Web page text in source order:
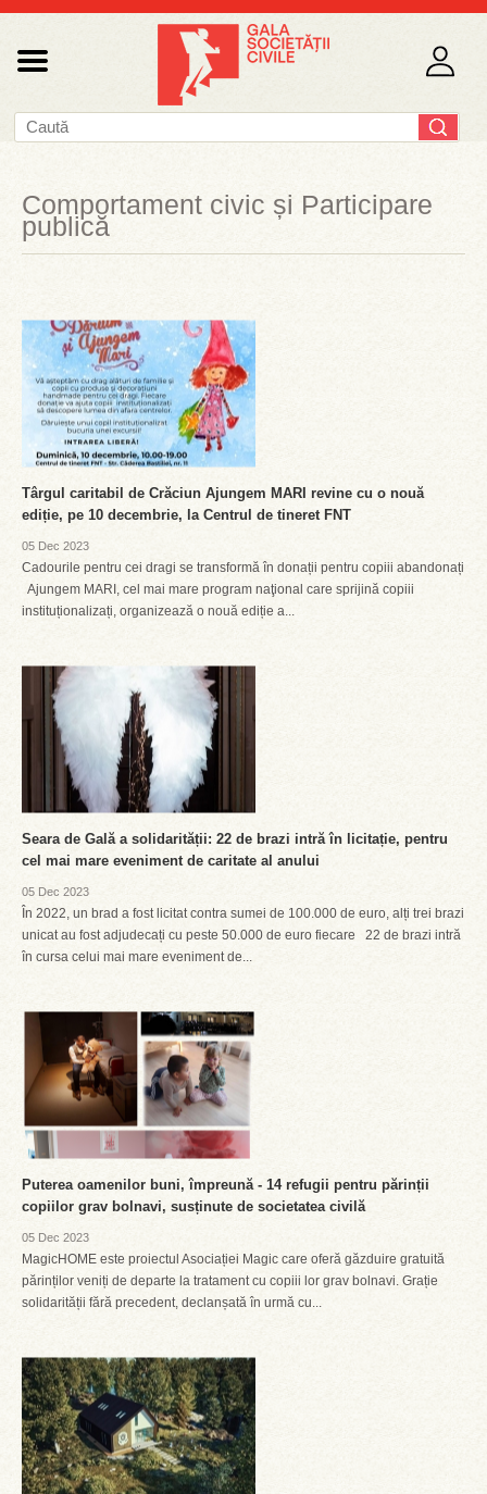
Comportament civic și Participare
publică
Târgul caritabil de Crăciun Ajungem MARI revine cu o nouă
ediție, pe 10 decembrie, la Centrul de tineret FNT
05 Dec 2023
Cadourile pentru cei dragi se transformă în donații pentru copiii abandonați
Ajungem MARI, cel mai mare program naţional care sprijină copiii
instituționalizați, organizează o nouă ediție a...
Seara de Gală a solidarității: 22 de brazi intră în licitație, pentru
cel mai mare eveniment de caritate al anului
05 Dec 2023
În 2022, un brad a fost licitat contra sumei de 100.000 de euro, alți trei brazi
unicat au fost adjudecați cu peste 50.000 de euro fiecare 22 de brazi intră
în cursa celui mai mare eveniment de...
Puterea oamenilor buni, împreună - 14 refugii pentru părinții
copiilor grav bolnavi, susținute de societatea civilă
05 Dec 2023
MagicHOME este proiectul Asociației Magic care oferă găzduire gratuită
părinților veniți de departe la tratament cu copiii lor grav bolnavi. Grație
solidarității fără precedent, declanșată în urmă cu...